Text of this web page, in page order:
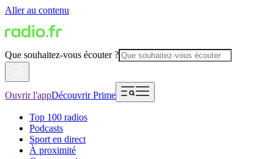
Aller au contenu
Que souhaitez-vous écouter ?
Ouvrir l'appDécouvrir Prime
Top 100 radios
Podcasts
Sport en direct
À proximité